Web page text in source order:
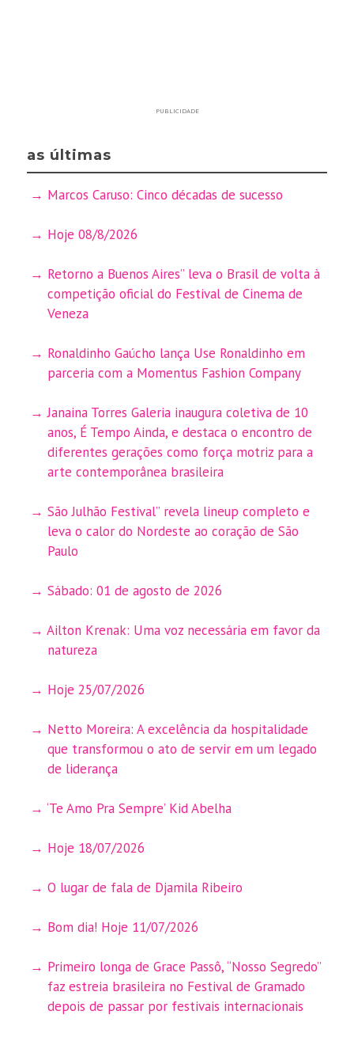
PUBLICIDADE
as últimas
Marcos Caruso: Cinco décadas de sucesso
Hoje 08/8/2026
Retorno a Buenos Aires” leva o Brasil de volta à
competição oficial do Festival de Cinema de
Veneza
Ronaldinho Gaúcho lança Use Ronaldinho em
parceria com a Momentus Fashion Company
Janaina Torres Galeria inaugura coletiva de 10
anos, É Tempo Ainda, e destaca o encontro de
diferentes gerações como força motriz para a
arte contemporânea brasileira
São Julhão Festival” revela lineup completo e
leva o calor do Nordeste ao coração de São
Paulo
Sábado: 01 de agosto de 2026
Ailton Krenak: Uma voz necessária em favor da
natureza
Hoje 25/07/2026
Netto Moreira: A excelência da hospitalidade
que transformou o ato de servir em um legado
de liderança
‘Te Amo Pra Sempre’ Kid Abelha
Hoje 18/07/2026
O lugar de fala de Djamila Ribeiro
Bom dia! Hoje 11/07/2026
Primeiro longa de Grace Passô, “Nosso Segredo”
faz estreia brasileira no Festival de Gramado
depois de passar por festivais internacionais